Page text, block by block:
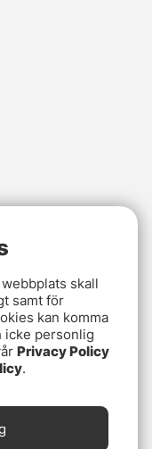
skall
samt för
kan komma
icke personlig
Privacy Policy
.